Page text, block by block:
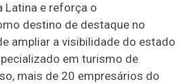
Latina e reforça o
destino de destaque no
ampliar a visibilidade do estado
em turismo de
mais de 20 empresários do